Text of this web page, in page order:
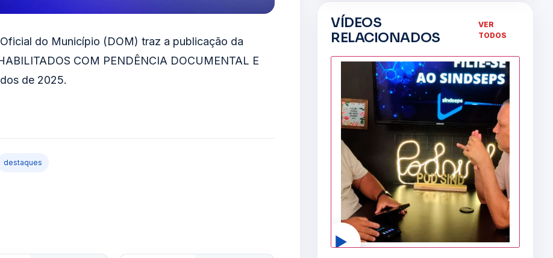
do Município (DOM) traz a publicação da
COM PENDÊNCIA DOCUMENTAL E
de 2025.
destaques
VÍDEOS
RELACIONADOS
VER
TODOS
▶